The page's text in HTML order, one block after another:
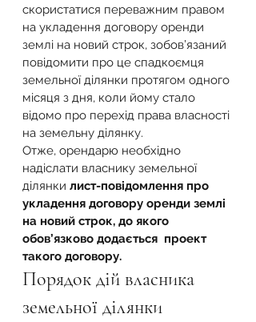
скористатися переважним правом
на укладення договору оренди
землі на новий строк, зобов’язаний
повідомити про це спадкоємця
земельної ділянки протягом одного
місяця з дня, коли йому стало
відомо про перехід права власності
на земельну ділянку.
Отже, орендарю необхідно
надіслати власнику земельної
ділянки лист-повідомлення про
укладення договору оренди землі
на новий строк, до якого
обов’язково додається  проект
такого договору.
Порядок дій власника
земельної ділянки